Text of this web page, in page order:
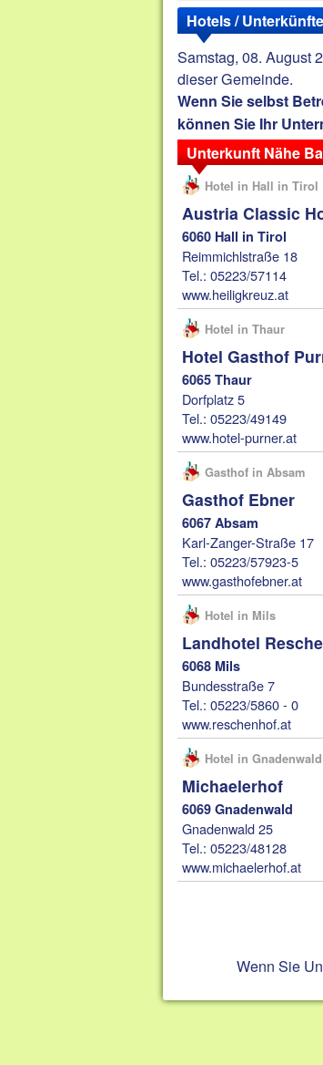
Hotels /
Samstag, 08. August
dieser Gemeinde.
Wenn Sie selbst
können Sie Ihr
Unterkunft Nähe
Hotel in Hall in Tirol
Austria Classic
6060 Hall in Tirol
Reimmichlstraße 18
Tel.: 05223/57114
www.heiligkreuz.at
Hotel in Thaur
Hotel Gasthof
6065 Thaur
Dorfplatz 5
Tel.: 05223/49149
www.hotel-purner.at
Gasthof in Absam
Gasthof Ebner
6067 Absam
Karl-Zanger-Straße 17
Tel.: 05223/57923-5
www.gasthofebner.at
Hotel in Mils
Landhotel
6068 Mils
Bundesstraße 7
Tel.: 05223/5860 - 0
www.reschenhof.at
Hotel in Gnadenwald
Michaelerhof
6069 Gnadenwald
Gnadenwald 25
Tel.: 05223/48128
www.michaelerhof.at
Wenn Sie